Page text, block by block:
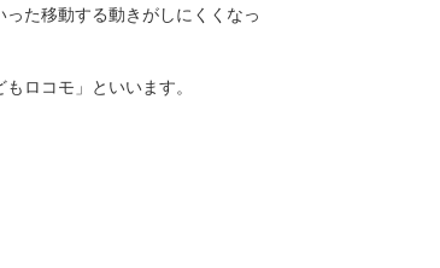
た移動する動きがしにくくなっ
ロコモ」といいます。